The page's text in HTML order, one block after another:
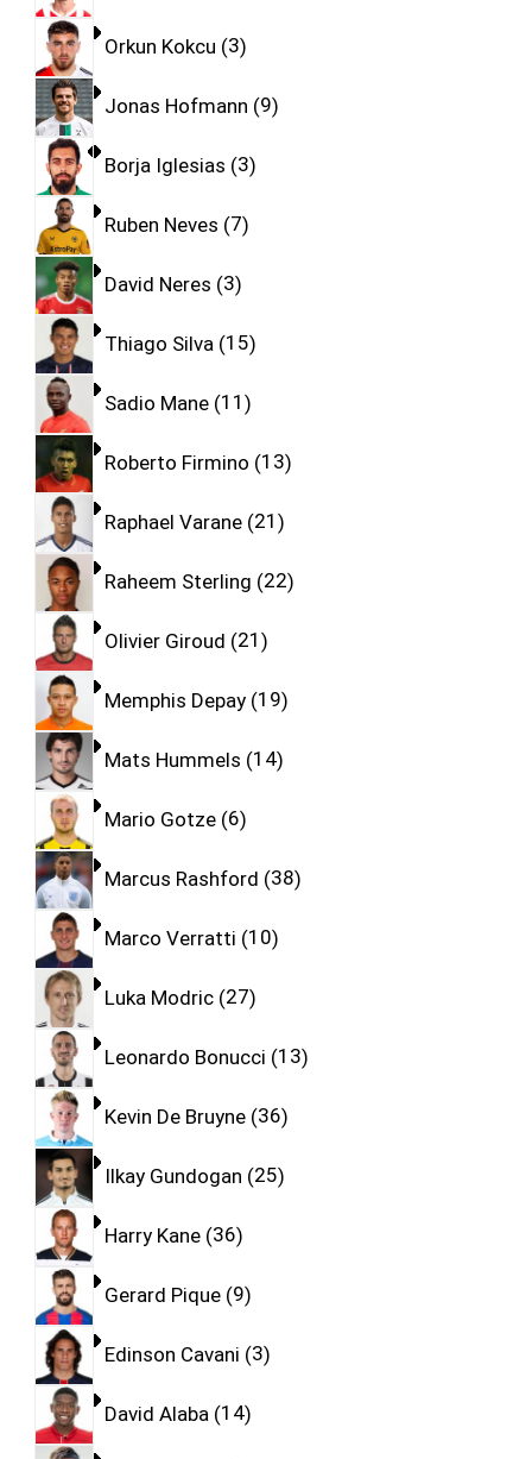
Orkun Kokcu 3
Jonas Hofmann 9
Borja Iglesias 3
Ruben Neves 7
David Neres 3
Thiago Silva 15
Sadio Mane 11
Roberto Firmino 13
Raphael Varane 21
Raheem Sterling 22
Olivier Giroud 21
Memphis Depay 19
Mats Hummels 14
Mario Gotze 6
Marcus Rashford 38
Marco Verratti 10
Luka Modric 27
Leonardo Bonucci 13
Kevin De Bruyne 36
Ilkay Gundogan 25
Harry Kane 36
Gerard Pique 9
Edinson Cavani 3
David Alaba 14